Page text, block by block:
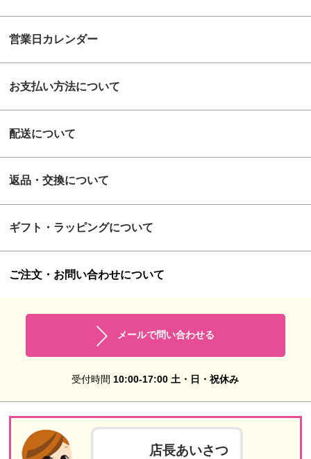
営業日カレンダー
お支払い方法について
配送について
返品・交換について
ギフト・ラッピングについて
ご注文・お問い合わせについて
メールで問い合わせる
受付時間 10:00-17:00 土・日・祝休み
店長あいさつ